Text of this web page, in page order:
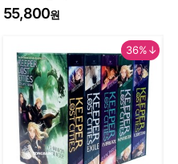
55,800원
36%↓